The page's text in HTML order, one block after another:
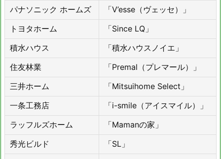
パナソニック ホームズ
「V’esse（ヴェッセ）」
トヨタホーム
「Since LQ」
積水ハウス
「積水ハウスノイエ」
住友林業
「Premal（プレマール）」
三井ホーム
「Mitsuihome Select」
一条工務店
「i-smile（アイスマイル）」
ラッフルズホーム
「Mamanの家」
秀光ビルド
「SL」